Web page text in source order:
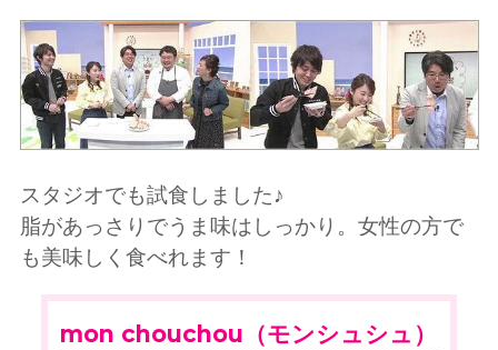
スタジオでも試食しました♪
脂があっさりでうま味はしっかり。女性の方で
も美味しく食べれます！
mon chouchou（モンシュシュ）